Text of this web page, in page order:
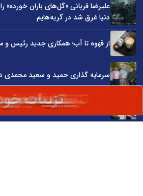
علیرضا قربانی «گل‌های باران خورده»
دنیا غرق شد در گریه‌هایم
از قهوه تا آب؛ همکاری جدید رئیس و
سرمایه گذاری حمید و سعید محمدی
چگونه قیمت واقعی ماشین را قبل از